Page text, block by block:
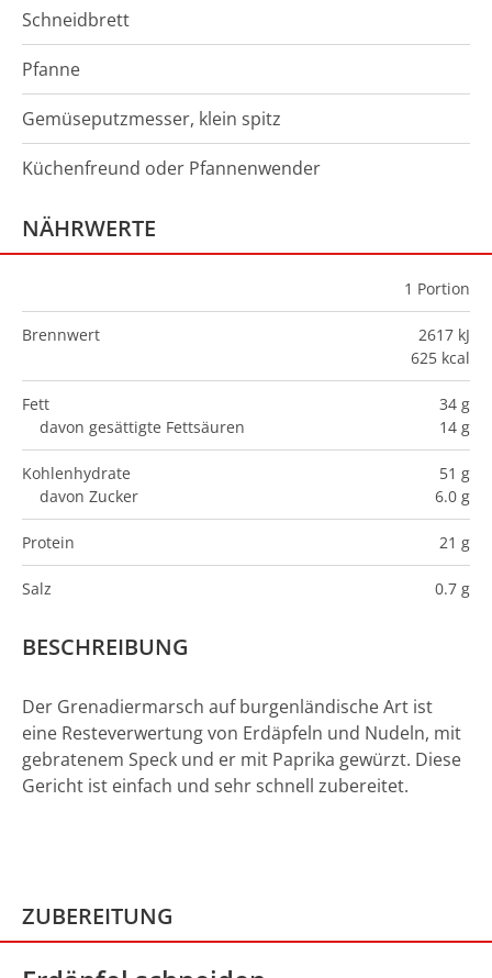
Schneidbrett
Pfanne
Gemüseputzmesser, klein spitz
Küchenfreund oder Pfannenwender
NÄHRWERTE
1 Portion
Brennwert
2617 kJ
625 kcal
Fett
34 g
davon gesättigte Fettsäuren
14 g
Kohlenhydrate
51 g
davon Zucker
6.0 g
Protein 21 g
Salz 0.7 g
BESCHREIBUNG
Der Grenadiermarsch auf burgenländische Art ist
eine Resteverwertung von Erdäpfeln und Nudeln, mit
gebratenem Speck und er mit Paprika gewürzt. Diese
Gericht ist einfach und sehr schnell zubereitet.
ZUBEREITUNG